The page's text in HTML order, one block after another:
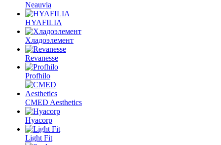
Neauvia
HYAFILIA
Хладоэлемент
Revanesse
Profhilo
CMED Aesthetics
Hyacorp
Light Fit